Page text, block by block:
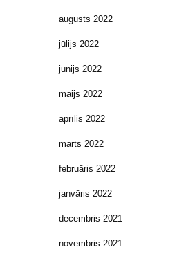
augusts 2022
jūlijs 2022
jūnijs 2022
maijs 2022
aprīlis 2022
marts 2022
februāris 2022
janvāris 2022
decembris 2021
novembris 2021